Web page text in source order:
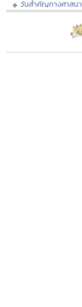
วันสำคัญทางศาสนา